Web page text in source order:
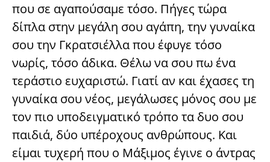
που σε αγαπούσαμε τόσο. Πήγες τώρα
δίπλα στην μεγάλη σου αγάπη, την γυναίκα
σου την Γκρατσιέλλα που έφυγε τόσο
νωρίς, τόσο άδικα. Θέλω να σου πω ένα
τεράστιο ευχαριστώ. Γιατί αν και έχασες τη
γυναίκα σου νέος, μεγάλωσες μόνος σου με
τον πιο υποδειγματικό τρόπο τα δυο σου
παιδιά, δύο υπέροχους ανθρώπους. Και
είμαι τυχερή που ο Μάξιμος έγινε ο άντρας